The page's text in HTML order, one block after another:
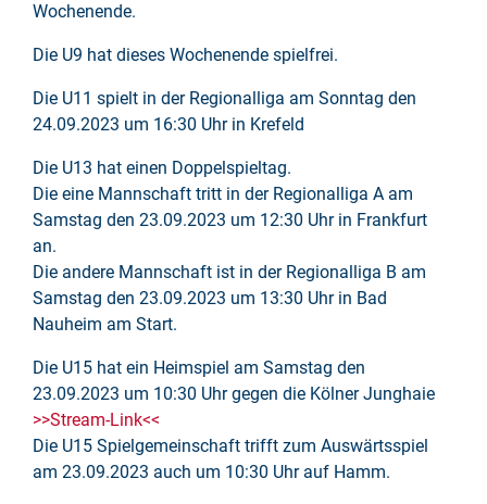
Wochenende.
Die U9 hat dieses Wochenende spielfrei.
Die U11 spielt in der Regionalliga am Sonntag den
24.09.2023 um 16:30 Uhr in Krefeld
Die U13 hat einen Doppelspieltag.
Die eine Mannschaft tritt in der Regionalliga A am
Samstag den 23.09.2023 um 12:30 Uhr in Frankfurt
an.
Die andere Mannschaft ist in der Regionalliga B am
Samstag den 23.09.2023 um 13:30 Uhr in Bad
Nauheim am Start.
Die U15 hat ein Heimspiel am Samstag den
23.09.2023 um 10:30 Uhr gegen die Kölner Junghaie
>>Stream-Link<<
Die U15 Spielgemeinschaft trifft zum Auswärtsspiel
am 23.09.2023 auch um 10:30 Uhr auf Hamm.